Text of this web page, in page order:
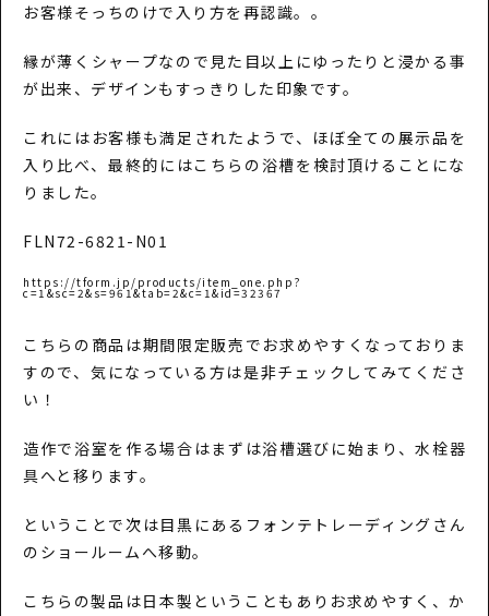
お客様そっちのけで入り方を再認識。。
縁が薄くシャープなので見た目以上にゆったりと浸かる事
が出来、デザインもすっきりした印象です。
これにはお客様も満足されたようで、ほぼ全ての展示品を
入り比べ、最終的にはこちらの浴槽を検討頂けることにな
りました。
FLN72-6821-N01
https://tform.jp/products/item_one.php?
c=1&sc=2&s=961&tab=2&c=1&id=32367
こちらの商品は期間限定販売でお求めやすくなっておりま
すので、気になっている方は是非チェックしてみてくださ
い！
造作で浴室を作る場合はまずは浴槽選びに始まり、水栓器
具へと移ります。
ということで次は目黒にあるフォンテトレーディングさん
のショールームへ移動。
こちらの製品は日本製ということもありお求めやすく、か